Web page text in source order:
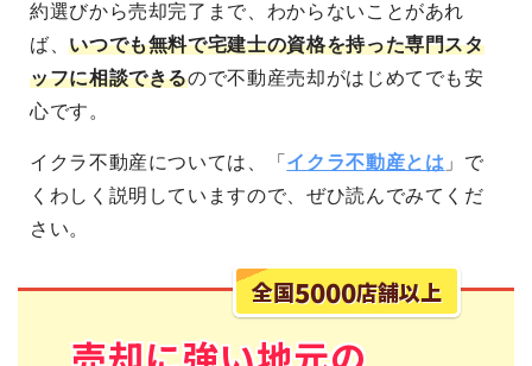
約選びから売却完了まで、わからないことがあれ
ば、いつでも無料で宅建士の資格を持った専門スタ
ッフに相談できるので不動産売却がはじめてでも安
心です。
イクラ不動産については、「 イクラ不動産とは 」で
くわしく説明していますので、ぜひ読んでみてくだ
さい。